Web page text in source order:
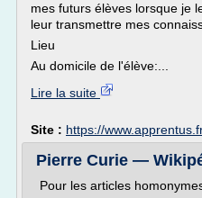
mes futurs élèves lorsque je
leur transmettre mes
Lieu
Au domicile de l'élève:...
Lire la suite
Site : https://
Pierre Curie —
Pour les articles